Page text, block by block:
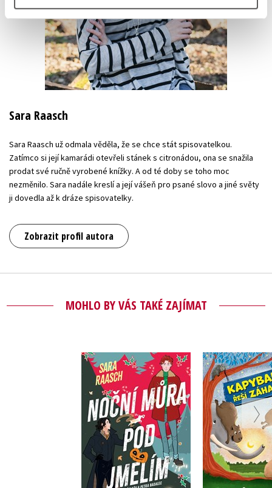
Sara Raasch
Sara Raasch už odmala věděla, že se chce stát spisovatelkou.
Zatímco si její kamarádi otevřeli stánek s citronádou, ona se snažila
prodat své ručně vyrobené knížky. A od té doby se toho moc
nezměnilo. Sara nadále kreslí a její vášeň pro psané slovo a jiné světy
ji dovedla až k dráze spisovatelky.
Zobrazit profil autora
MOHLO BY VÁS TAKÉ ZAJÍMAT
Noční můra pod
jmelím
Sara Raasch
Do košíku Do